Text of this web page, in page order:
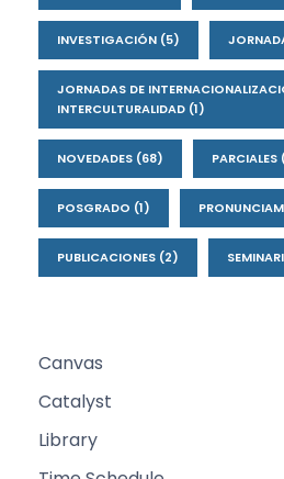
INVESTIGACIÓN (5)
JORNADAS DE
INTERCULTURALIDAD (1)
NOVEDADES (68) PARCIALES
POSGRADO (1)
PUBLICACIONES (2)
Canvas
Catalyst
Library